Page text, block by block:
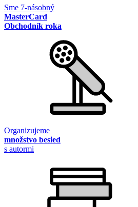
Sme 7-násobný
MasterCard
Obchodník roka
Organizujeme
množstvo besied
s autormi